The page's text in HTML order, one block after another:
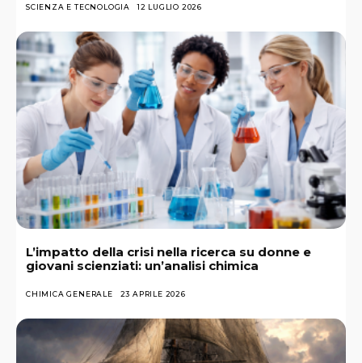
SCIENZA E TECNOLOGIA 12 LUGLIO 2026
L’impatto della crisi nella ricerca su donne e
giovani scienziati: un’analisi chimica
CHIMICA GENERALE 23 APRILE 2026